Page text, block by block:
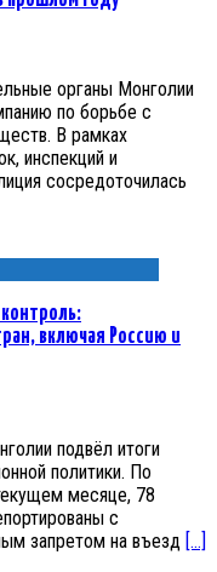
органы Монголии
по борьбе с
В рамках
инспекций и
сосредоточилась
включая Россию и
подвёл итоги
политики. По
месяце, 78
с
запретом на въезд […]